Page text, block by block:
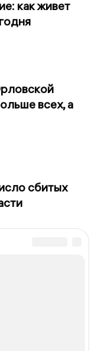
как живет
всех, а
сбитых